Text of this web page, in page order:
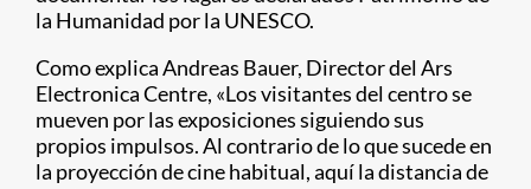
la Humanidad por la UNESCO.
Como explica Andreas Bauer, Director del Ars
Electronica Centre, «Los visitantes del centro se
mueven por las exposiciones siguiendo sus
propios impulsos. Al contrario de lo que sucede en
la proyección de cine habitual, aquí la distancia de